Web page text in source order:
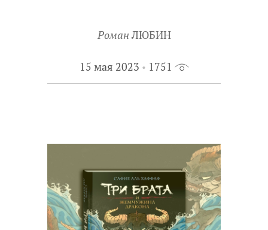
заинтересовать сразу нескольких
книжных экспертов. Тогда мы
Знакомьтесь с работами книжных
экспертов XXI века – и с новыми
книгами для подростков.
Роман ЛЮБИН
15 мая 2023 1751